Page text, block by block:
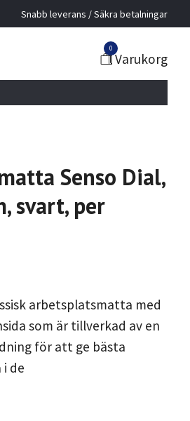
Snabb leverans / Säkra betalningar
0
Varukorg
Senso Dial,
svart, per
arbetsplatsmatta med
som är tillverkad av en
för att ge bästa
de